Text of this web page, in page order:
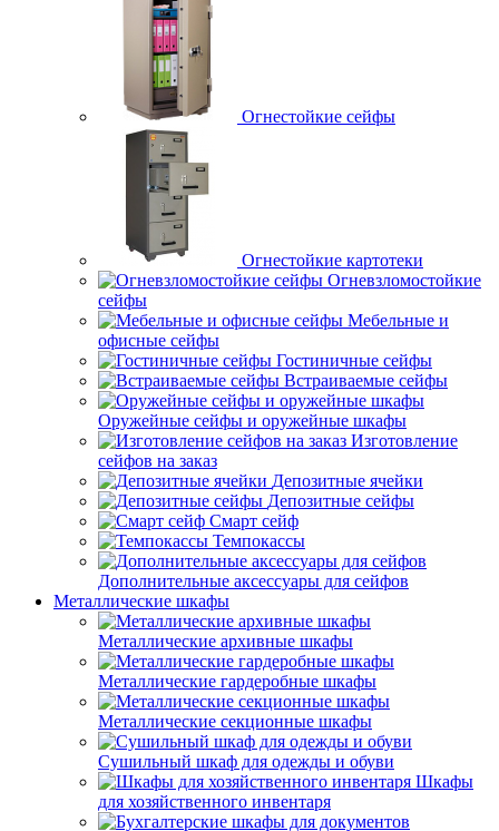
Огнестойкие сейфы
Огнестойкие картотеки
Огневзломостойкие
сейфы
Мебельные и
офисные сейфы
Гостиничные сейфы
Встраиваемые сейфы
Оружейные сейфы и оружейные шкафы
Изготовление
сейфов на заказ
Депозитные ячейки
Депозитные сейфы
Смарт сейф
Темпокассы
Дополнительные аксессуары для сейфов
Металлические шкафы
Металлические архивные шкафы
Металлические гардеробные шкафы
Металлические секционные шкафы
Сушильный шкаф для одежды и обуви
Шкафы
для хозяйственного инвентаря